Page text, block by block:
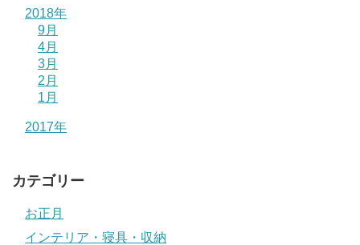
2018年
9月
4月
3月
2月
1月
2017年
カテゴリー
お正月
インテリア・寝具・収納